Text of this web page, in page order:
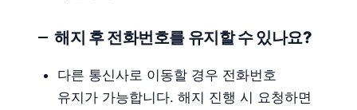
해지 후 전화번호를 유지할 수 있나요?
다른 통신사로 이동할 경우 전화번호
유지가 가능합니다. 해지 진행 시 요청하면